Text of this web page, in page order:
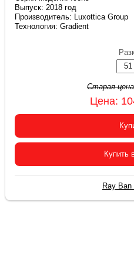
Выпуск: 2018 год
Производитель: Luxottica Group
Технология: Gradient
Старая
Цена:
Купить
Ray Ban